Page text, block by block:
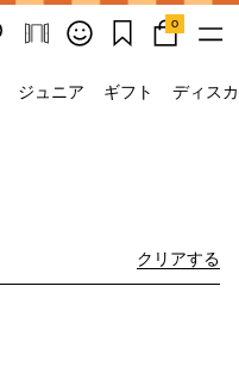
0
ジュニア ギフト ディス
クリアする